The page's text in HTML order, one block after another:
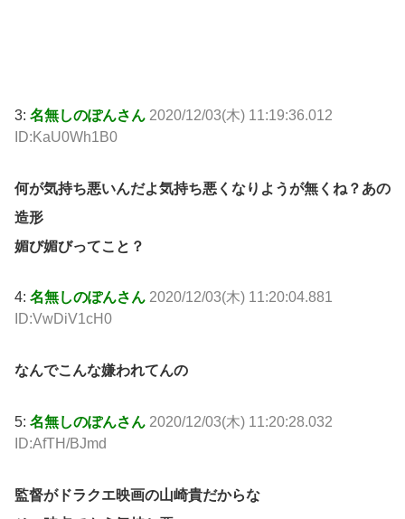
3: 名無しのぽんさん 2020/12/03(木) 11:19:36.012
ID:KaU0Wh1B0
何が気持ち悪いんだよ気持ち悪くなりようが無くね？あの
造形
媚び媚びってこと？
4: 名無しのぽんさん 2020/12/03(木) 11:20:04.881
ID:VwDiV1cH0
なんでこんな嫌われてんの
5: 名無しのぽんさん 2020/12/03(木) 11:20:28.032
ID:AfTH/BJmd
監督がドラクエ映画の山崎貴だからな